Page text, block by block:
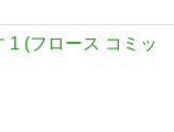
1 (フロース コミッ